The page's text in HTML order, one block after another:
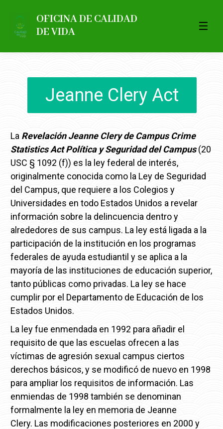
OFICINA DE CALIDAD
DE VIDA
Jeanne Clery Act
La Revelación Jeanne Clery de Campus Crime
Statistics Act Política y Seguridad del Campus(20
USC § 1092 (f)) es la ley federal de interés,
originalmente conocida como la Ley de Seguridad
del Campus, que requiere a los Colegios y
Universidades en todo Estados Unidos a revelar
información sobre la delincuencia dentro y
alrededores de sus campus. La ley está ligada a la
participación de la institución en los programas
federales de ayuda estudiantil y se aplica a la
mayoría de las instituciones de educación superior,
tanto públicas como privadas. La ley se hace
cumplir por el Departamento de Educación de los
Estados Unidos.
La ley fue enmendada en 1992 para añadir el
requisito de que las escuelas ofrecen a las
víctimas de agresión sexual campus ciertos
derechos básicos, y se modificó de nuevo en 1998
para ampliar los requisitos de información. Las
enmiendas de 1998 también se denominan
formalmente la ley en memoria de Jeanne
Clery. Las modificaciones posteriores en 2000 y